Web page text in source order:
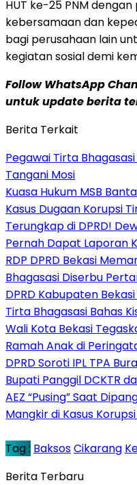
HUT ke-25 PNM
kebersamaan dan
bagi perusahaan lain
kegiatan sosial demi
Follow WhatsApp
untuk update berita
Berita Terkait
Pegawai Tirta
Tangani Mosi
Kuasa Hukum MSB
Kasus Dugaan Korupsi
Terungkap di DPRD!
Pernah Dapat Laporan
RDP DPRD Bekasi
Bhagasasi Diserbu
DPRD Kabupaten
Tirta Bhagasasi Bahas
Wali Kota Bekasi
Ramah Anak di
DPRD Soroti IPL TPA
Bupati Panggil DCKTR
AEZ “Pusing” Saat
Mangkir di Kasus
Tag : BaksosCikarang
Berita Terbaru